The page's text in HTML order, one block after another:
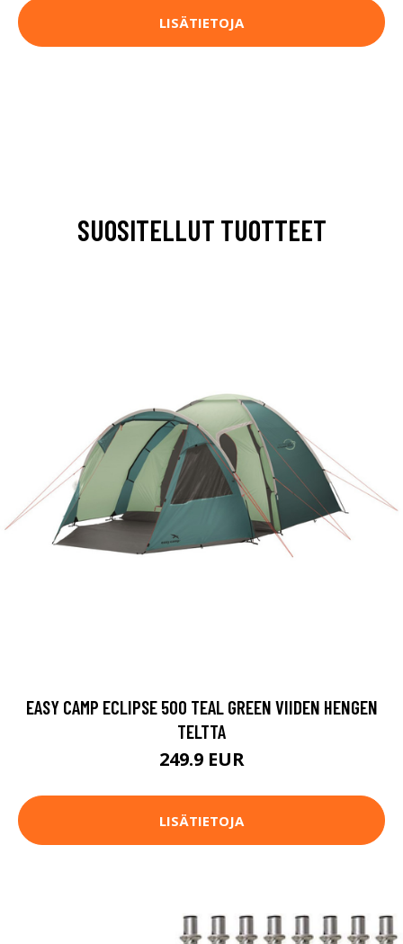
LISÄTIETOJA
SUOSITELLUT TUOTTEET
EASY CAMP ECLIPSE 500 TEAL GREEN VIIDEN HENGEN
TELTTA
249.9 EUR
LISÄTIETOJA